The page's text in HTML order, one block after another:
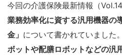
今回の介護保険最新情報（
業務効率化に資する汎用機器の
金」 について書かれていました
ボットや配膳ロボットなどの汎